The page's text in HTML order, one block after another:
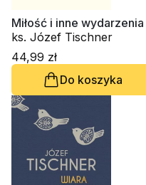
Miłość i inne wydarzenia
ks. Józef Tischner
44,99 zł
Do koszyka